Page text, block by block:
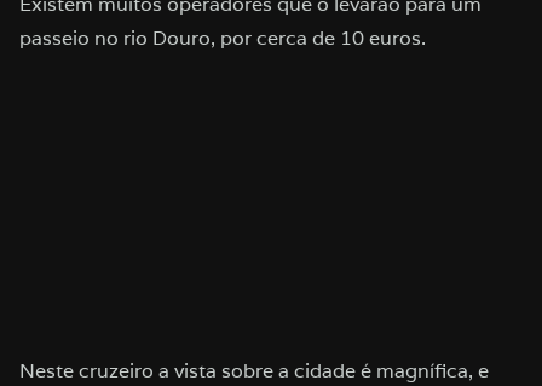
passeio no rio Douro, por cerca de 10 euros.
Neste cruzeiro a vista sobre a cidade é magnífica, e